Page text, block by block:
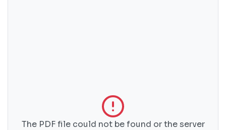
The PDF file could not be found or the server